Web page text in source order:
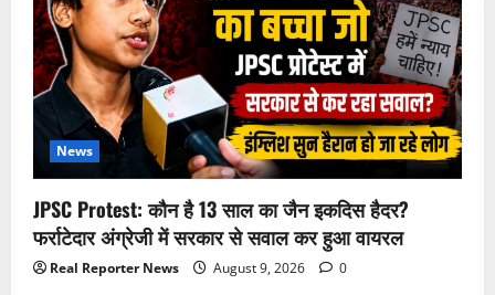
News
JPSC Protest: कौन है 13 साल का जैन इकदिस हैदर?
फर्राटेदार अंग्रेजी में सरकार से सवाल कर हुआ वायरल
Real Reporter News August 9, 2026 0